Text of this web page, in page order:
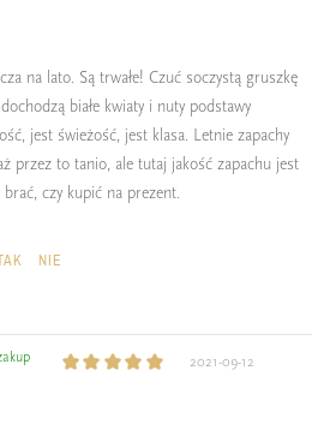
na lato. Są trwałe! Czuć soczystą gruszkę
białe kwiaty i nuty podstawy
jest świeżość, jest klasa. Letnie zapachy
przez to tanio, ale tutaj jakość zapachu jest
czy kupić na prezent.
NIE
2021-09-12